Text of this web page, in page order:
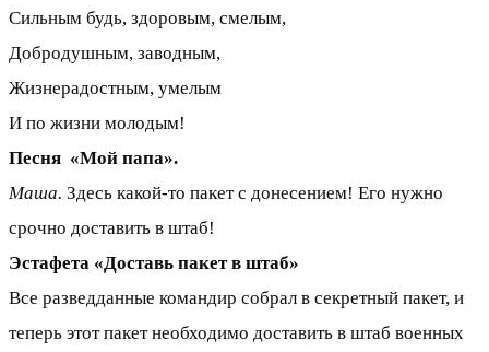
Сильным будь, здоровым, смелым,
Добродушным, заводным,
Жизнерадостным, умелым
И по жизни молодым!
Песня «Мой папа».
Маша. Здесь какой-то пакет с донесением! Его нужно
срочно доставить в штаб!
Эстафета «Доставь пакет в штаб»
Все разведданные командир собрал в секретный пакет, и
теперь этот пакет необходимо доставить в штаб военных